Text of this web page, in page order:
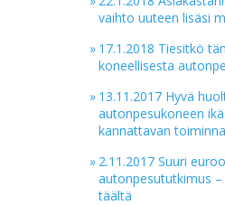
vaihto uuteen lisäsi
» 17.1.2018 Tiesitkö
koneellisesta
» 13.11.2017 Hyvä
autonpesukoneen
kannattavan
» 2.11.2017 Suuri
autonpesututkimus
täältä